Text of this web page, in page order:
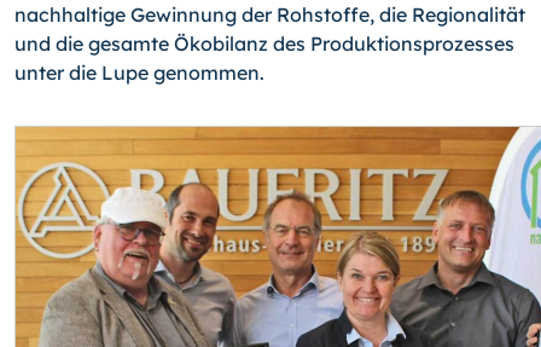
nachhaltige Gewinnung der Rohstoffe, die Regionalität
und die gesamte Ökobilanz des Produktionsprozesses
unter die Lupe genommen.